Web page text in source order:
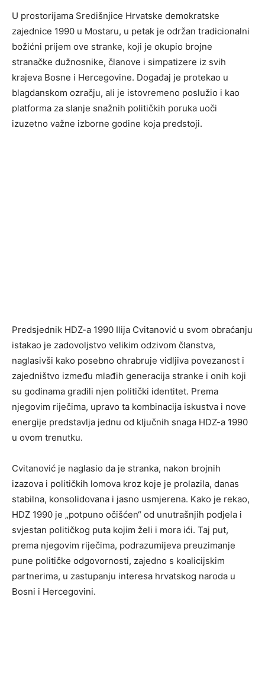
U prostorijama Središnjice Hrvatske demokratske
zajednice 1990 u Mostaru, u petak je održan tradicionalni
božićni prijem ove stranke, koji je okupio brojne
stranačke dužnosnike, članove i simpatizere iz svih
krajeva Bosne i Hercegovine. Događaj je protekao u
blagdanskom ozračju, ali je istovremeno poslužio i kao
platforma za slanje snažnih političkih poruka uoči
izuzetno važne izborne godine koja predstoji.
Predsjednik HDZ-a 1990 Ilija Cvitanović u svom obraćanju
istakao je zadovoljstvo velikim odzivom članstva,
naglasivši kako posebno ohrabruje vidljiva povezanost i
zajedništvo između mlađih generacija stranke i onih koji
su godinama gradili njen politički identitet. Prema
njegovim riječima, upravo ta kombinacija iskustva i nove
energije predstavlja jednu od ključnih snaga HDZ-a 1990
u ovom trenutku.
Cvitanović je naglasio da je stranka, nakon brojnih
izazova i političkih lomova kroz koje je prolazila, danas
stabilna, konsolidovana i jasno usmjerena. Kako je rekao,
HDZ 1990 je „potpuno očišćen“ od unutrašnjih podjela i
svjestan političkog puta kojim želi i mora ići. Taj put,
prema njegovim riječima, podrazumijeva preuzimanje
pune političke odgovornosti, zajedno s koalicijskim
partnerima, u zastupanju interesa hrvatskog naroda u
Bosni i Hercegovini.